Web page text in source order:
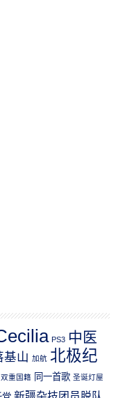
PS3 中医
基山 加航 北极纪
双重国籍 同一首歌 圣诞灯屋